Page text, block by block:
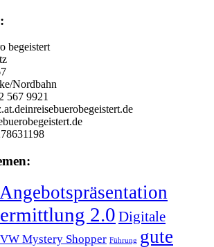
begeistert
Nordbahn
567 9921
Angebotspräsentation
2.0 Digitale
Mystery Shopper Führung gute